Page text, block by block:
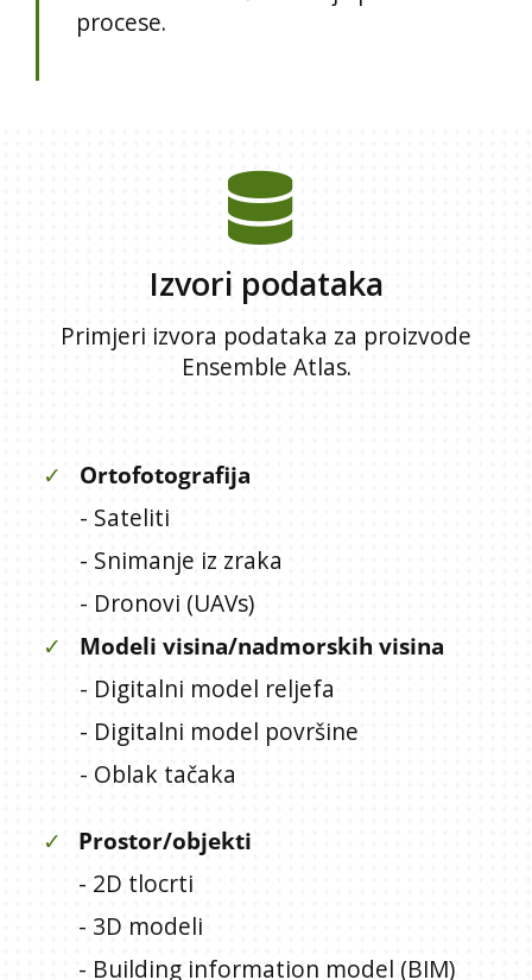
procese.
Izvori podataka
Primjeri izvora podataka za proizvode
Ensemble Atlas.
✓
Ortofotografija
- Sateliti
- Snimanje iz zraka
- Dronovi (UAVs)
✓
Modeli visina/nadmorskih visina
- Digitalni model reljefa
- Digitalni model površine
- Oblak tačaka
✓
Prostor/objekti
- 2D tlocrti
- 3D modeli
- Building information model (BIM)